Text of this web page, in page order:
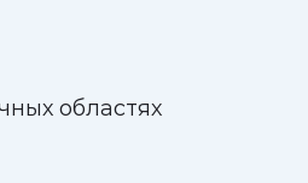
областях